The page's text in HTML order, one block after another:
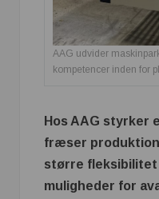
AAG udvider
kompetencer inden for
Hos AAG styrker
fræser
større fleksibilitet
muligheder for